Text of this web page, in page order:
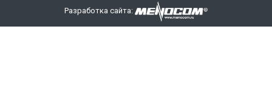
Разработка сайта: